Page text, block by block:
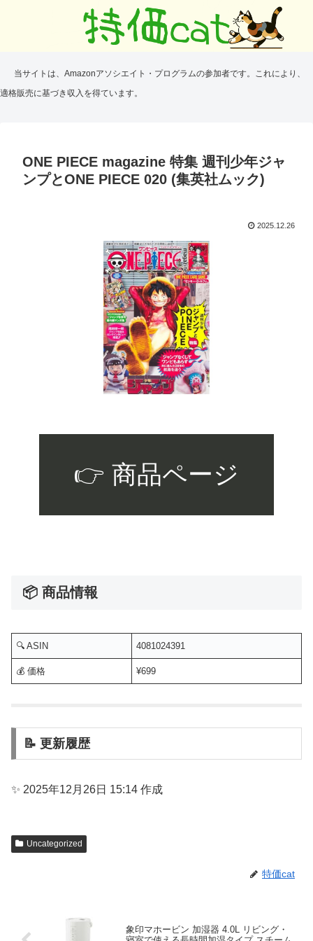
当サイトは、Amazonアソシエイト・プログラムの参加者です。これにより、
適格販売に基づき収入を得ています。
ONE PIECE magazine 特集 週刊少年ジャ
ンプとONE PIECE 020 (集英社ムック)
2025.12.26
👉 商品ページ
📦 商品情報
🔍 ASIN 4081024391
💰 価格 ¥699
📝 更新履歴
✨ 2025年12月26日 15:14 作成
Uncategorized
特価cat
象印マホービン 加湿器 4.0L リビング・